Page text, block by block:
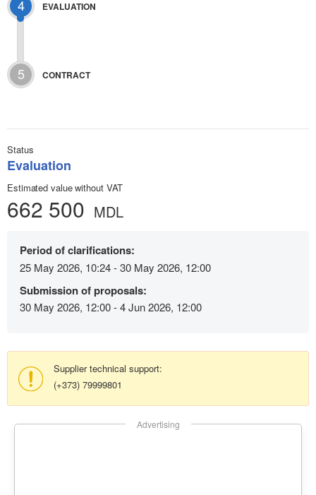
4 EVALUATION
5 CONTRACT
Status
Evaluation
Estimated value without VAT
662 500 MDL
Period of clarifications:
25 May 2026, 10:24 - 30 May 2026, 12:00
Submission of proposals:
30 May 2026, 12:00 - 4 Jun 2026, 12:00
Supplier technical support:
(+373) 79999801
Advertising